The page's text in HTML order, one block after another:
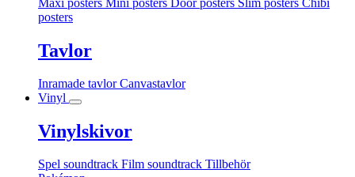
Maxi posters Mini posters Door posters Slim posters Chibi
posters
Tavlor
Inramade tavlorCanvastavlor
Vinyl
Vinylskivor
Spel soundtrack Film soundtrack Tillbehör